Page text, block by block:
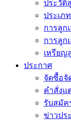
ประวัติ
ประเภ
การลูก
การลูก
เหรียญ
ประกาศ
จัดซื้อจั
คำสั่งแ
รับสมัค
ข่าวปร